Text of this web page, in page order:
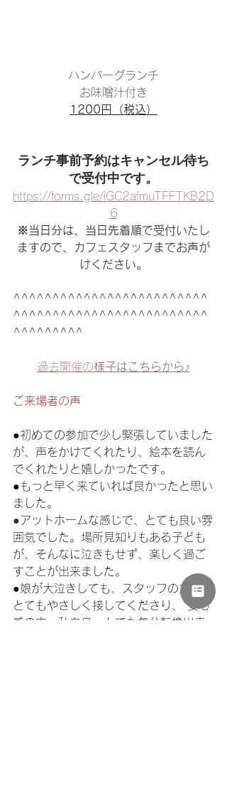
ハンバーグランチ
お味噌汁付き
1200円（税込）
ランチ事前予約はキャンセル待ち
で受付中です。
https://forms.gle/iGC2afmuTFFTKB2D
6
※当日分は、当日先着順で受付いたし
ますので、カフェスタッフまでお声が
けください。
^^^^^^^^^^^^^^^^^^^^^^^^^
^^^^^^^^^^^^^^^^^^^^^^^^^
^^^^^^^^^
過去開催の様子はこちらから♪
ご来場者の声
●初めての参加で少し緊張していました
が、声をかけてくれたり、絵本を読ん
でくれたりと嬉しかったです。
●もっと早く来ていれば良かったと思い
ました。
●アットホームな感じで、とても良い雰
囲気でした。場所見知りもある子ども
が、そんなに泣きもせず、楽しく過ご
すことが出来ました。
●娘が大泣きしても、スタッフの方々が
とてもやさしく接してくださり、 安心
感の中、私自身、とても気分転換出来